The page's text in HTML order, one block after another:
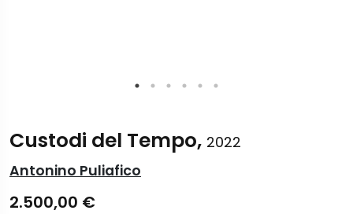
Custodi del Tempo, 2022
Antonino Puliafico
2.500,00 €